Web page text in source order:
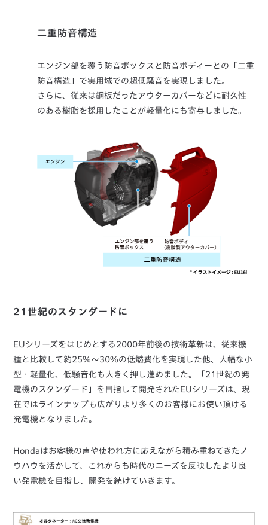
二重防音構造
エンジン部を覆う防音ボックスと防音ボディーとの「二重
防音構造」で実用域での超低騒音を実現しました。
さらに、従来は鋼板だったアウターカバーなどに耐久性
のある樹脂を採用したことが軽量化にも寄与しました。
21世紀のスタンダードに
EUシリーズをはじめとする2000年前後の技術革新は、従来機
種と比較して約25%〜30%の低燃費化を実現した他、大幅な小
型・軽量化、低騒音化も大きく押し進めました。「21世紀の発
電機のスタンダード」を目指して開発されたEUシリーズは、現
在ではラインナップも広がりより多くのお客様にお使い頂ける
発電機となりました。
Hondaはお客様の声や使われ方に応えながら積み重ねてきたノ
ウハウを活かして、これからも時代のニーズを反映したより良
い発電機を目指し、開発を続けていきます。